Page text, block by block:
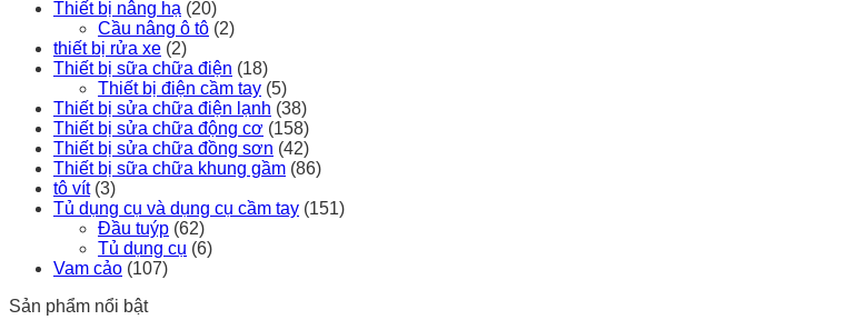
Thiết bị nâng hạ (20)
Cầu nâng ô tô (2)
thiết bị rửa xe (2)
Thiết bị sữa chữa điện (18)
Thiết bị điện cầm tay (5)
Thiết bị sửa chữa điện lạnh (38)
Thiết bị sửa chữa động cơ (158)
Thiết bị sửa chữa đồng sơn (42)
Thiết bị sữa chữa khung gầm (86)
tô vít (3)
Tủ dụng cụ và dụng cụ cầm tay (151)
Đầu tuýp (62)
Tủ dụng cụ (6)
Vam cảo (107)
Sản phẩm nổi bật